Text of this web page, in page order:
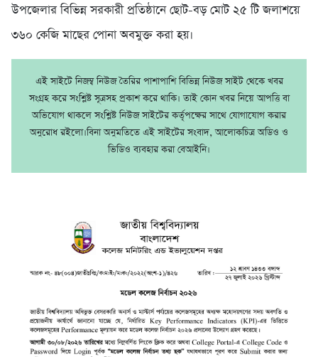
উপজেলার বিভিন্ন সরকারী প্রতিষ্ঠানে ছোট-বড় মোট ২৫ টি জলাশয়ে
৩৬০ কেজি মাছের পোনা অবমুক্ত করা হয়।
এই সাইটে নিজম্ব নিউজ তৈরির পাশাপাশি বিভিন্ন নিউজ সাইট থেকে খবর
সংগ্রহ করে সংশ্লিষ্ট সূত্রসহ প্রকাশ করে থাকি। তাই কোন খবর নিয়ে আপত্তি বা
অভিযোগ থাকলে সংশ্লিষ্ট নিউজ সাইটের কর্তৃপক্ষের সাথে যোগাযোগ করার
অনুরোধ রইলো।বিনা অনুমতিতে এই সাইটের সংবাদ, আলোকচিত্র অডিও ও
ভিডিও ব্যবহার করা বেআইনি।